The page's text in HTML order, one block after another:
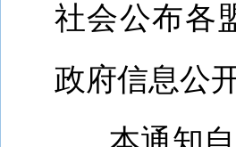
社会公布各
政府信息公